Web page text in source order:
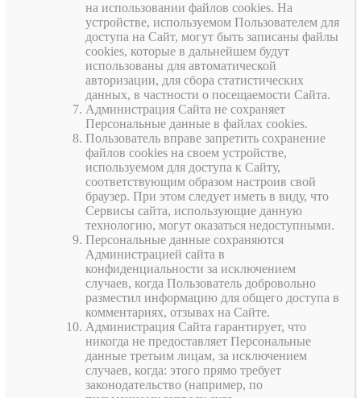
на использовании файлов cookies. На
устройстве, используемом Пользователем для
доступа на Сайт, могут быть записаны файлы
cookies, которые в дальнейшем будут
использованы для автоматической
авторизации, для сбора статистических
данных, в частности о посещаемости Сайта.
Администрация Сайта не сохраняет
Персональные данные в файлах cookies.
Пользователь вправе запретить сохранение
файлов cookies на своем устройстве,
используемом для доступа к Сайту,
соответствующим образом настроив свой
браузер. При этом следует иметь в виду, что
Сервисы сайта, использующие данную
технологию, могут оказаться недоступными.
Персональные данные сохраняются
Администрацией сайта в
конфиденциальности за исключением
случаев, когда Пользователь добровольно
разместил информацию для общего доступа в
комментариях, отзывах на Сайте.
Администрация Сайта гарантирует, что
никогда не предоставляет Персональные
данные третьим лицам, за исключением
случаев, когда: этого прямо требует
законодательство (например, по